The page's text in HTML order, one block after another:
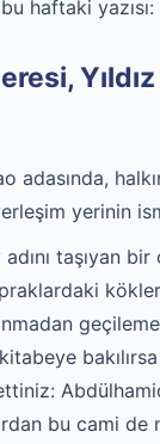
haftaki yazısı:
Yıldız
adasında,
yerinin
taşıyan bir
bu cami de